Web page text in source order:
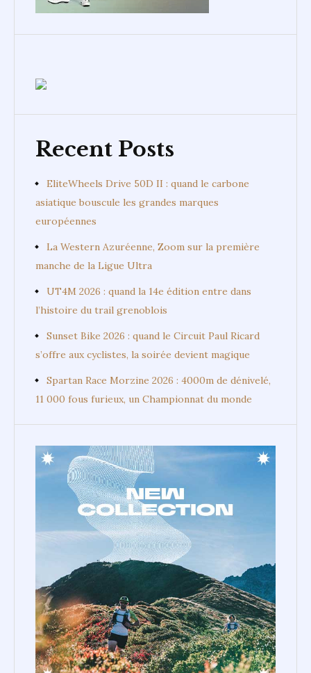
Recent Posts
EliteWheels Drive 50D II : quand le carbone
asiatique bouscule les grandes marques
européennes
La Western Azuréenne, Zoom sur la première
manche de la Ligue Ultra
UT4M 2026 : quand la 14e édition entre dans
l’histoire du trail grenoblois
Sunset Bike 2026 : quand le Circuit Paul Ricard
s’offre aux cyclistes, la soirée devient magique
Spartan Race Morzine 2026 : 4000m de dénivelé,
11 000 fous furieux, un Championnat du monde